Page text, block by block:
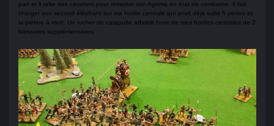
part et il rallie des cavaliers pour remettre son Agema en état de combattre. Il fait
charger son second éléphant sur ma horde centrale qui avait déjà subit 5 pertes et
la piétine à mort. Un rocher de catapulte affaiblit l'une de mes hordes centrales de 2
blessures supplémentaires.